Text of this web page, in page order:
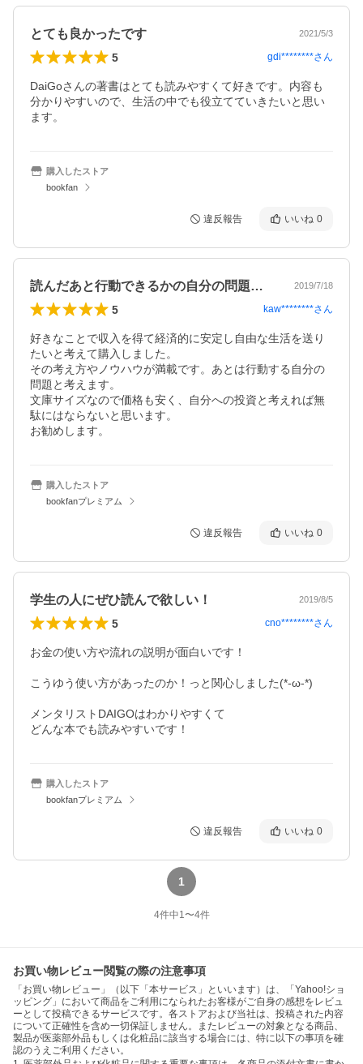
とても良かったです 2021/5/3
5 gdi********さん
DaiGoさんの著書はとても読みやすくて好きです。内容も
分かりやすいので、生活の中でも役立てていきたいと思い
ます。
購入したストア
bookfan
違反報告 いいね 0
読んだあと行動できるかの自分の問題です。 2019/7/18
5 kaw********さん
好きなことで収入を得て経済的に安定し自由な生活を送り
たいと考えて購入しました。
その考え方やノウハウが満載です。あとは行動する自分の
問題と考えます。
文庫サイズなので価格も安く、自分への投資と考えれば無
駄にはならないと思います。
お勧めします。
購入したストア
bookfanプレミアム
違反報告 いいね 0
学生の人にぜひ読んで欲しい！ 2019/8/5
5 cno********さん
お金の使い方や流れの説明が面白いです！
こうゆう使い方があったのか！っと関心しました(*-ω-*)
メンタリストDAIGOはわかりやすくて
どんな本でも読みやすいです！
購入したストア
bookfanプレミアム
違反報告 いいね 0
1
4件中1〜4件
お買い物レビュー閲覧の際の注意事項
「お買い物レビュー」（以下「本サービス」といいます）は、「Yahoo!ショ
ッピング」において商品をご利用になられたお客様がご自身の感想をレビュ
ーとして投稿できるサービスです。各ストアおよび当社は、投稿された内容
について正確性を含め一切保証しません。またレビューの対象となる商品、
製品が医薬部外品もしくは化粧品に該当する場合には、特に以下の事項を確
認のうえご利用ください。